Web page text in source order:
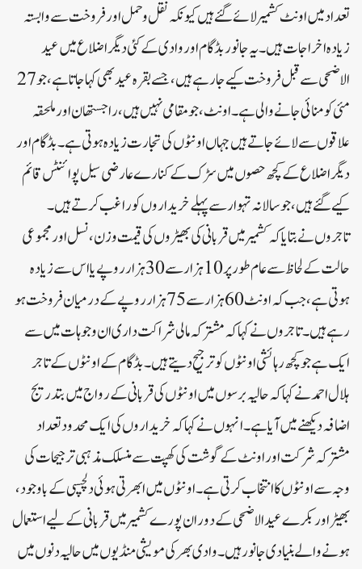
تعداد میں اونٹ کشمیر لائے گئے ہیں کیونکہ نقل و حمل اور فروخت سے وابستہ
زیادہ اخراجات ہیں۔ یہ جانور بڈگام اور وادی کے کئی دیگر اضلاع میں عید
الاضحی سے قبل فروخت کیے جا رہے ہیں، جسے بقرہ عید بھی کہا جاتا ہے، جو 27
مئی کو منائی جانے والی ہے۔اونٹ، جو مقامی نہیں ہیں، راجستھان اور ملحقہ
علاقوں سے لا ئے جاتے ہیں جہاں اونٹوں کی تجارت زیادہ ہوتی ہے۔ بڈگام اور
دیگر اضلاع کے کچھ حصوں میں سڑک کے کنارے عارضی سیل پوائنٹس قائم
کیے گئے ہیں، جو سالانہ تہوار سے پہلے خریداروں کو راغب کرتے ہیں۔
تاجروں نے بتایا کہ کشمیر میں قربانی کی بھیڑوں کی قیمت وزن، نسل اور مجموعی
حالت کے لحاظ سے عام طور پر 10ہزار سے 30ہزار روپے یا اس سے زیادہ
ہوتی ہے، جب کہ اونٹ 60ہزارسے 75ہزارروپے کے درمیان فروخت ہو
رہے ہیں۔ تاجروں نے کہا کہ مشترکہ مالی شراکت داری ان وجوہات میں سے
ایک ہے جو کچھ رہائشی اونٹوں کو ترجیح دیتے ہیں۔بڈگام کے اونٹوں کے تاجر
ہلال احمد نے کہا کہ حالیہ برسوں میں اونٹوں کی قربانی کے رواج میں بتدریج
اضافہ دیکھنے میں آیا ہے۔ انہوں نے کہا کہ خریداروں کی ایک محدود تعداد
مشترکہ شرکت اور اونٹ کے گوشت کی کھپت سے منسلک مذہبی ترجیحات کی
وجہ سے اونٹوں کا انتخاب کرتی ہے۔اونٹوں میں ابھرتی ہوئی دلچسپی کے باوجود،
بھیڑ اور بکرے عید الاضحی کے دوران پورے کشمیر میں قربانی کے لیے استعمال
ہونے والے بنیادی جانور ہیں۔ وادی بھر کی مویشی منڈیوں میں حالیہ دنوں میں